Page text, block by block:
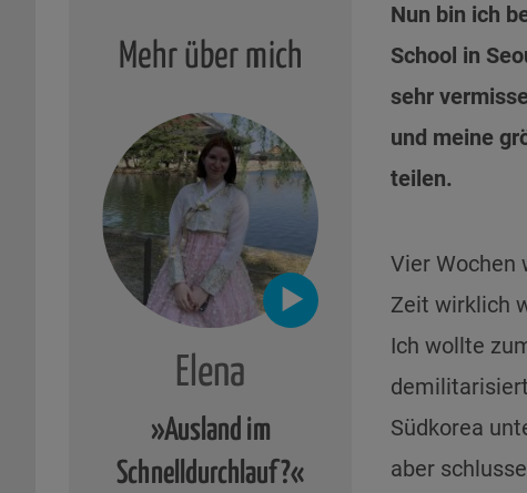
Mehr über mich
Elena
»Ausland im
Schnelldurchlauf?«
Nun bin ich
School in
sehr
und meine
teilen.
Vier Wochen
Zeit wirklich
Ich wollte
Südkorea
aber